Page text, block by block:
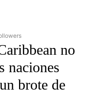
SPANISH" TO RECEIVE
no
naciones
brote de